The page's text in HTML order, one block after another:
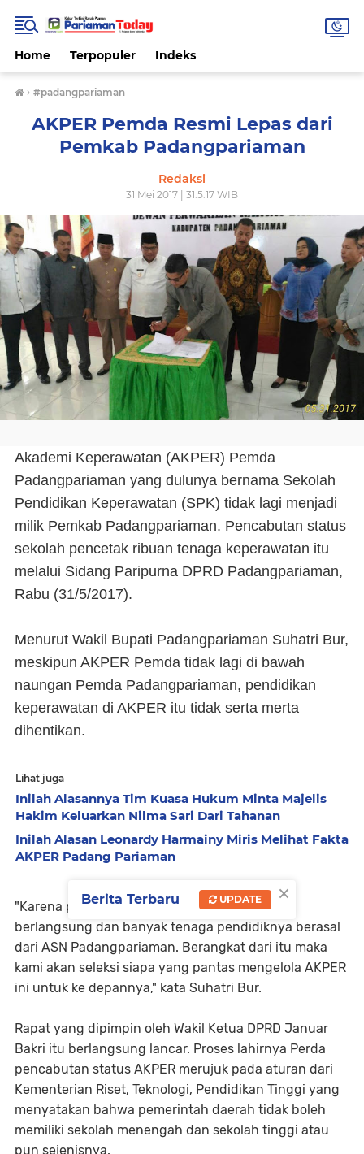
Home Terpopuler Indeks
› #padangpariaman
AKPER Pemda Resmi Lepas dari
Pemkab Padangpariaman
Redaksi
31 Mei 2017 | 31.5.17 WIB
Akademi Keperawatan (AKPER) Pemda
Padangpariaman yang dulunya bernama Sekolah
Pendidikan Keperawatan (SPK) tidak lagi menjadi
milik Pemkab Padangpariaman. Pencabutan status
sekolah pencetak ribuan tenaga keperawatan itu
melalui Sidang Paripurna DPRD Padangpariaman,
Rabu (31/5/2017).
Menurut Wakil Bupati Padangpariaman Suhatri Bur,
meskipun AKPER Pemda tidak lagi di bawah
naungan Pemda Padangpariaman, pendidikan
keperawatan di AKPER itu tidak serta merta
dihentikan.
Lihat juga
Inilah Alasannya Tim Kuasa Hukum Minta Majelis
Hakim Keluarkan Nilma Sari Dari Tahanan
Inilah Alasan Leonardy Harmainy Miris Melihat Fakta
AKPER Padang Pariaman
"Karena pendidikan perkuliahan yang sedang
berlangsung dan banyak tenaga pendidiknya berasal
dari ASN Padangpariaman. Berangkat dari itu maka
kami akan seleksi siapa yang pantas mengelola AKPER
ini untuk ke depannya," kata Suhatri Bur.
Rapat yang dipimpin oleh Wakil Ketua DPRD Januar
Bakri itu berlangsung lancar. Proses lahirnya Perda
pencabutan status AKPER merujuk pada aturan dari
Kementerian Riset, Teknologi, Pendidikan Tinggi yang
menyatakan bahwa pemerintah daerah tidak boleh
memiliki sekolah menengah dan sekolah tinggi atau
pun sejenisnya.
×
Berita Terbaru UPDATE